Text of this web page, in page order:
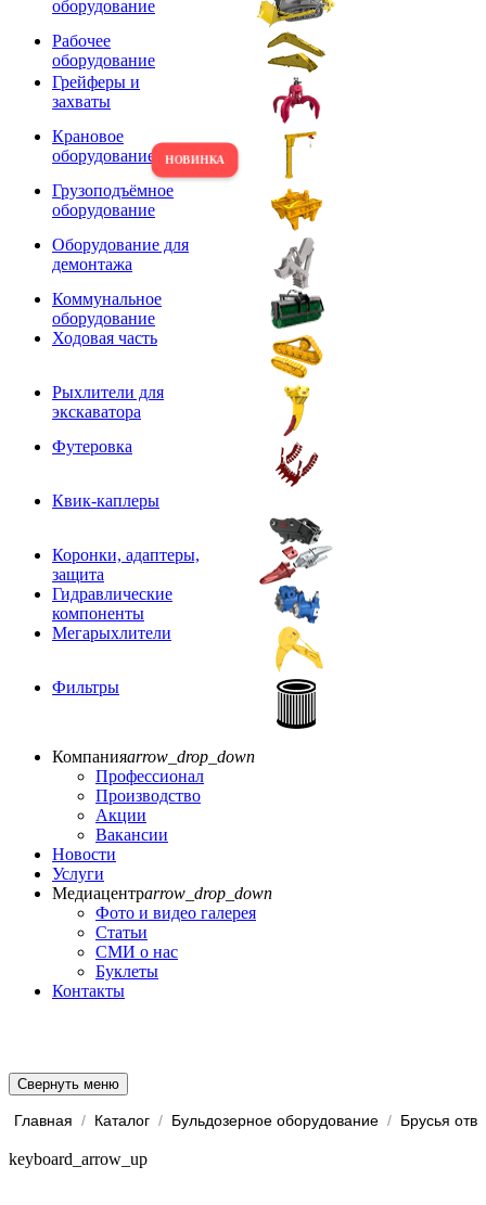
оборудование
Рабочее
оборудование
Грейферы и
захваты
Крановое
оборудование
Грузоподъёмное
оборудование
Оборудование для
демонтажа
Коммунальное
оборудование
Ходовая часть
Рыхлители для
экскаватора
Футеровка
Квик-каплеры
Коронки, адаптеры,
защита
Гидравлические
компоненты
Мегарыхлители
Фильтры
Компанияarrow_drop_down
Профессионал
Производство
Акции
Вакансии
Новости
Услуги
Медиацентрarrow_drop_down
Фото и видео галерея
Статьи
СМИ о нас
Буклеты
Контакты
Свернуть меню
Главная / Каталог / Бульдозерное оборудование /
keyboard_arrow_up